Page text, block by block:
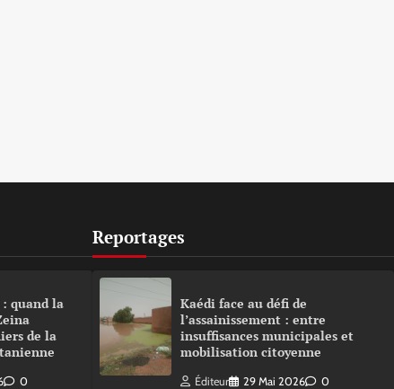
quand la
de la
0
Reportages
Kaédi face au défi de
l’assainissement : entre
insuffisances municipales et
mobilisation citoyenne
Éditeur 29 Mai 2026 0